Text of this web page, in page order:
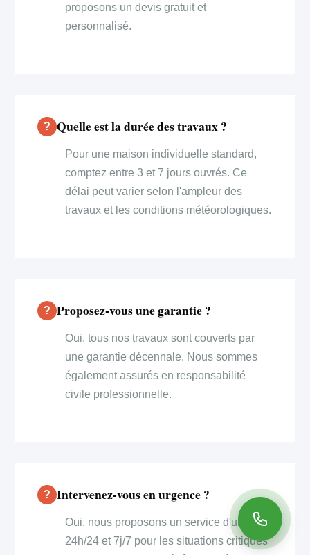
proposons un devis gratuit et
personnalisé.
Quelle est la durée des travaux ?
Pour une maison individuelle standard,
comptez entre 3 et 7 jours ouvrés. Ce
délai peut varier selon l'ampleur des
travaux et les conditions météorologiques.
Proposez-vous une garantie ?
Oui, tous nos travaux sont couverts par
une garantie décennale. Nous sommes
également assurés en responsabilité
civile professionnelle.
Intervenez-vous en urgence ?
Oui, nous proposons un service d'urgence
24h/24 et 7j/7 pour les situations critiques